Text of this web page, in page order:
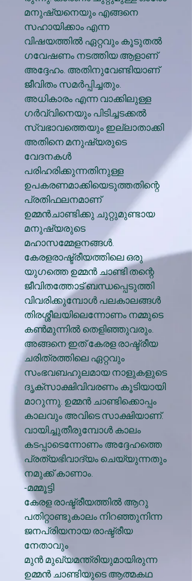
മനുഷ്യനെയും എങ്ങനെ
സഹായിക്കാം എന്ന
വിഷയത്തിൽ ഏറ്റവും കൂടുതൽ
ഗവേഷണം നടത്തിയ ആളാണ്
അദ്ദേഹം. അതിനുവേണ്ടിയാണ്
ജീവിതം സമർപ്പിച്ചതും.
അധികാരം എന്ന വാക്കിലുള്ള
ഗർവ്വിനെയും പിടിച്ചടക്കൽ
സ്വഭാവത്തെയും ഇല്ലാതാക്കി
അതിനെ മനുഷ്യരുടെ
വേദനകൾ
പരിഹരിക്കുന്നതിനുള്ള
ഉപകരണമാക്കിയെടുത്തതിന്റെ
പ്രതിഫലനമാണ്
ഉമ്മൻചാണ്ടിക്കു ചുറ്റുമുണ്ടായ
മനുഷ്യരുടെ
മഹാസമ്മേളനങ്ങൾ.
കേരളരാഷ്ട്രീയത്തിലെ ഒരു
യുഗത്തെ ഉമ്മൻ ചാണ്ടി തന്റെ
ജീവിതത്തോട് ബന്ധപ്പെടുത്തി
വിവരിക്കുമ്പോൾ പലകാലങ്ങൾ
തിരശ്ശീലയിലെന്നോണം നമ്മുടെ
കൺമുന്നിൽ തെളിഞ്ഞുവരും.
അങ്ങനെ ഇത് കേരള രാഷ്ട്രീയ
ചരിത്രത്തിലെ ഏറ്റവും
സംഭവബഹുലമായ നാളുകളുടെ
ദൃക്സാക്ഷിവിവരണം കൂടിയായി
മാറുന്നു. ഉമ്മൻ ചാണ്ടിക്കൊപ്പം
കാലവും അവിടെ സാക്ഷിയാണ്.
വായിച്ചുതീരുമ്പോൾ കാലം
കടപ്പാടെന്നോണം അദ്ദേഹത്തെ
പ്രത്യഭിവാദ്യം ചെയ്യുന്നതും
നമുക്ക് കാണാം.
-മമ്മൂട്ടി
കേരള രാഷ്ട്രീയത്തിൽ ആറു
പതിറ്റാണ്ടുകാലം നിറഞ്ഞുനിന്ന
ജനപ്രിയനായ രാഷ്ട്രീയ
നേതാവും
മുൻ മുഖ്യമന്ത്രിയുമായിരുന്ന
ഉമ്മൻ ചാണ്ടിയുടെ ആത്മകഥ